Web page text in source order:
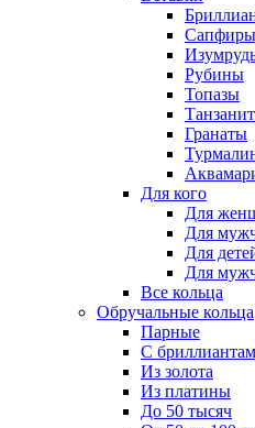
Сапфиры
Рубины
Топазы
Гранаты
Для кого
Для
Для
Для
Для
Все кольца
Обручальные кольца
Парные
С
Из золота
Из платины
До 50 тысяч